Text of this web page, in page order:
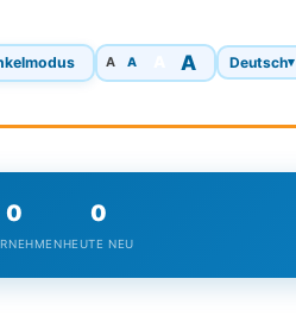
A A A Deutsch▾
0 0
HEUTE NEU